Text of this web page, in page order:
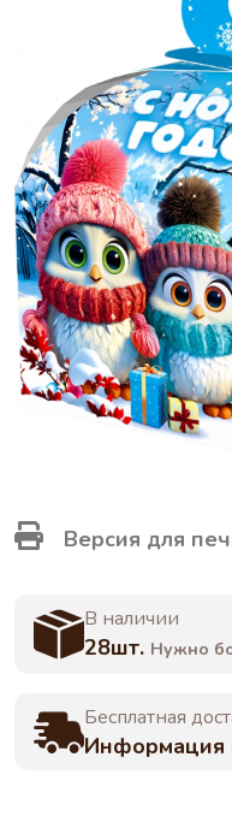
Версия для
В наличии
28шт. Нужно
Бесплатная
Информация